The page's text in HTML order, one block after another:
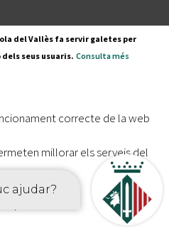
de dades
del Vallès fa servir galetes per
seus usuaris. Consulta més
correcte de la web
millorar els serveis del
publicitària